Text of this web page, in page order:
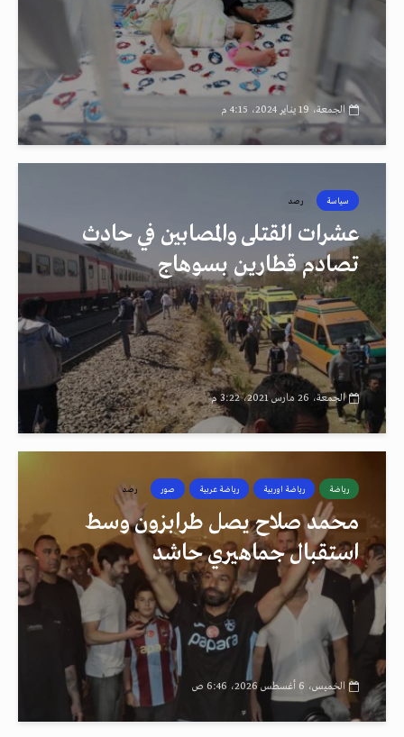
الجمعة، 19 يناير 2024، 4:15 م
سياسة رصد
عشرات القتلى والمصابين في حادث
تصادم قطارين بسوهاج
الجمعة، 26 مارس 2021، 3:22 م
رياضة رياضة اوربية رياضة عربية صور رصد
محمد صلاح يصل طرابزون وسط
استقبال جماهيري حاشد
الخميس، 6 أغسطس 2026، 6:46 ص